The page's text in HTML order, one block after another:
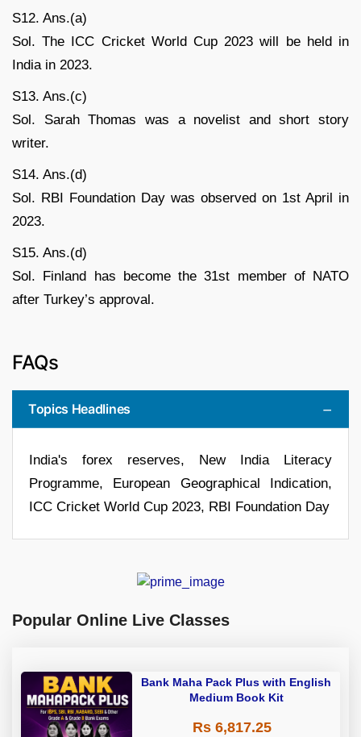
S12. Ans.(a)
Sol. The ICC Cricket World Cup 2023 will be held in
India in 2023.
S13. Ans.(c)
Sol. Sarah Thomas was a novelist and short story
writer.
S14. Ans.(d)
Sol. RBI Foundation Day was observed on 1st April in
2023.
S15. Ans.(d)
Sol. Finland has become the 31st member of NATO
after Turkey’s approval.
FAQs
Topics Headlines
India's forex reserves, New India Literacy
Programme, European Geographical Indication,
ICC Cricket World Cup 2023, RBI Foundation Day
Popular Online Live Classes
Bank Maha Pack Plus with English
Medium Book Kit
Rs 6,817.25